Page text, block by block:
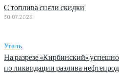
С топлива сняли скидки
30.07.2026
Уголь
На разрезе «Кирбинский»
по ликвидации разлива